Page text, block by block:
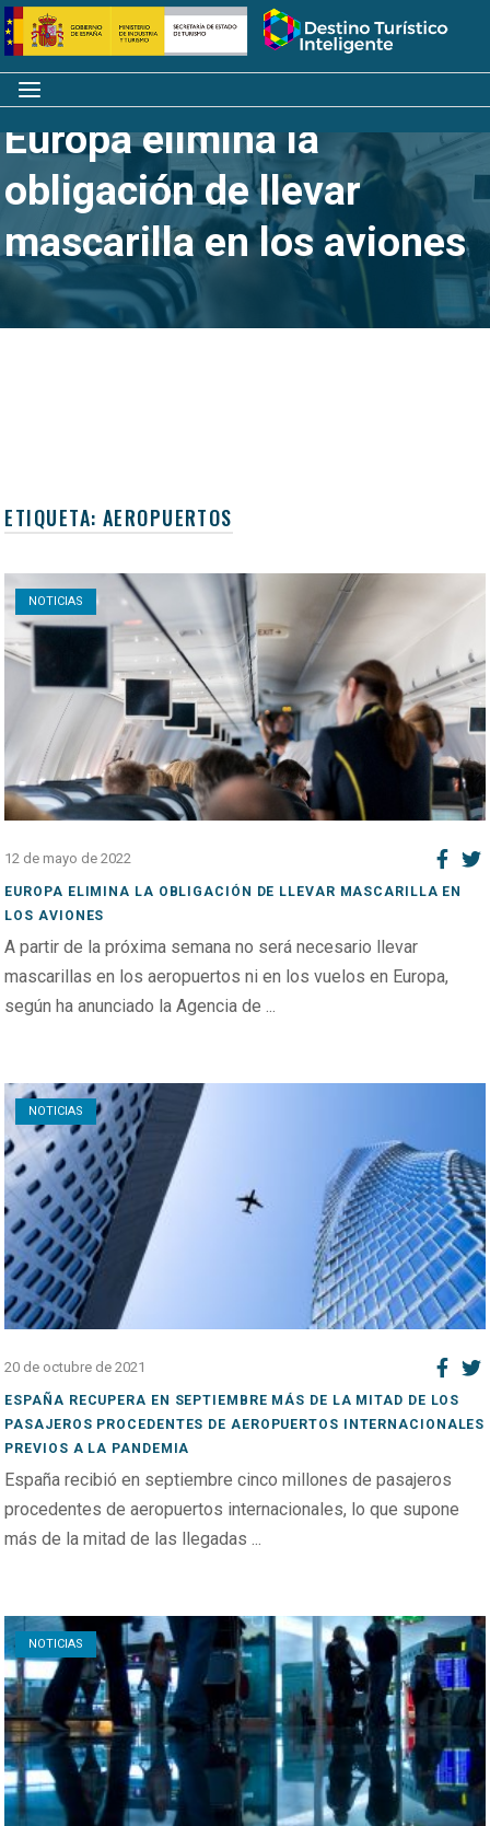
Saltar
al
contenido
Inicio
Menú
Europa elimina la
obligación de llevar
mascarilla en los aviones
ETIQUETA: AEROPUERTOS
NOTICIAS
Open post
12 de mayo de 2022
EUROPA ELIMINA LA OBLIGACIÓN DE LLEVAR MASCARILLA EN
LOS AVIONES
A partir de la próxima semana no será necesario llevar
mascarillas en los aeropuertos ni en los vuelos en Europa,
según ha anunciado la Agencia de ...
NOTICIAS
Open post
20 de octubre de 2021
ESPAÑA RECUPERA EN SEPTIEMBRE MÁS DE LA MITAD DE LOS
PASAJEROS PROCEDENTES DE AEROPUERTOS INTERNACIONALES
PREVIOS A LA PANDEMIA
España recibió en septiembre cinco millones de pasajeros
procedentes de aeropuertos internacionales, lo que supone
más de la mitad de las llegadas ...
NOTICIAS
Open post